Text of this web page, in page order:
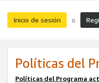
Inicio de sesión o
Políticas del
Políticas del Programa